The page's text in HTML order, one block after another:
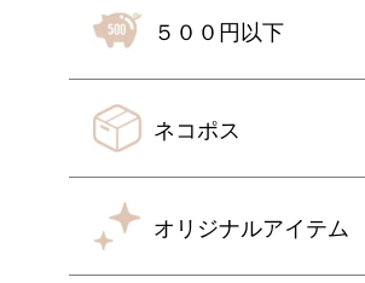
５００円以下
ネコポス
オリジナルアイテム